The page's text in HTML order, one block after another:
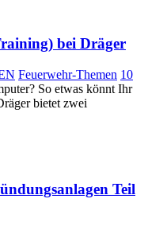
bei Dräger
Feuerwehr-Themen 10
So etwas könnt Ihr
bietet zwei
Teil